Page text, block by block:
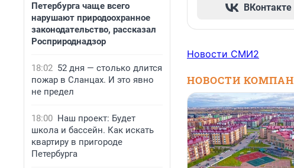
Петербурга чаще всего
нарушают природоохранное
законодательство, рассказал
Росприроднадзор
18:02 52 дня — столько длится
пожар в Сланцах. И это явно
не предел
18:00 Наш проект: Будет
школа и бассейн. Как искать
квартиру в пригороде
Петербурга
ВКонтакте
Новости СМИ2
НОВОСТИ